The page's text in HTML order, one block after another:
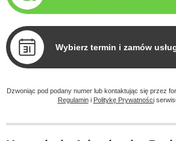
Wybierz termin i zamów
Dzwoniąc pod podany numer lub kontaktując się przez
Regulamini Politykę Prywatności